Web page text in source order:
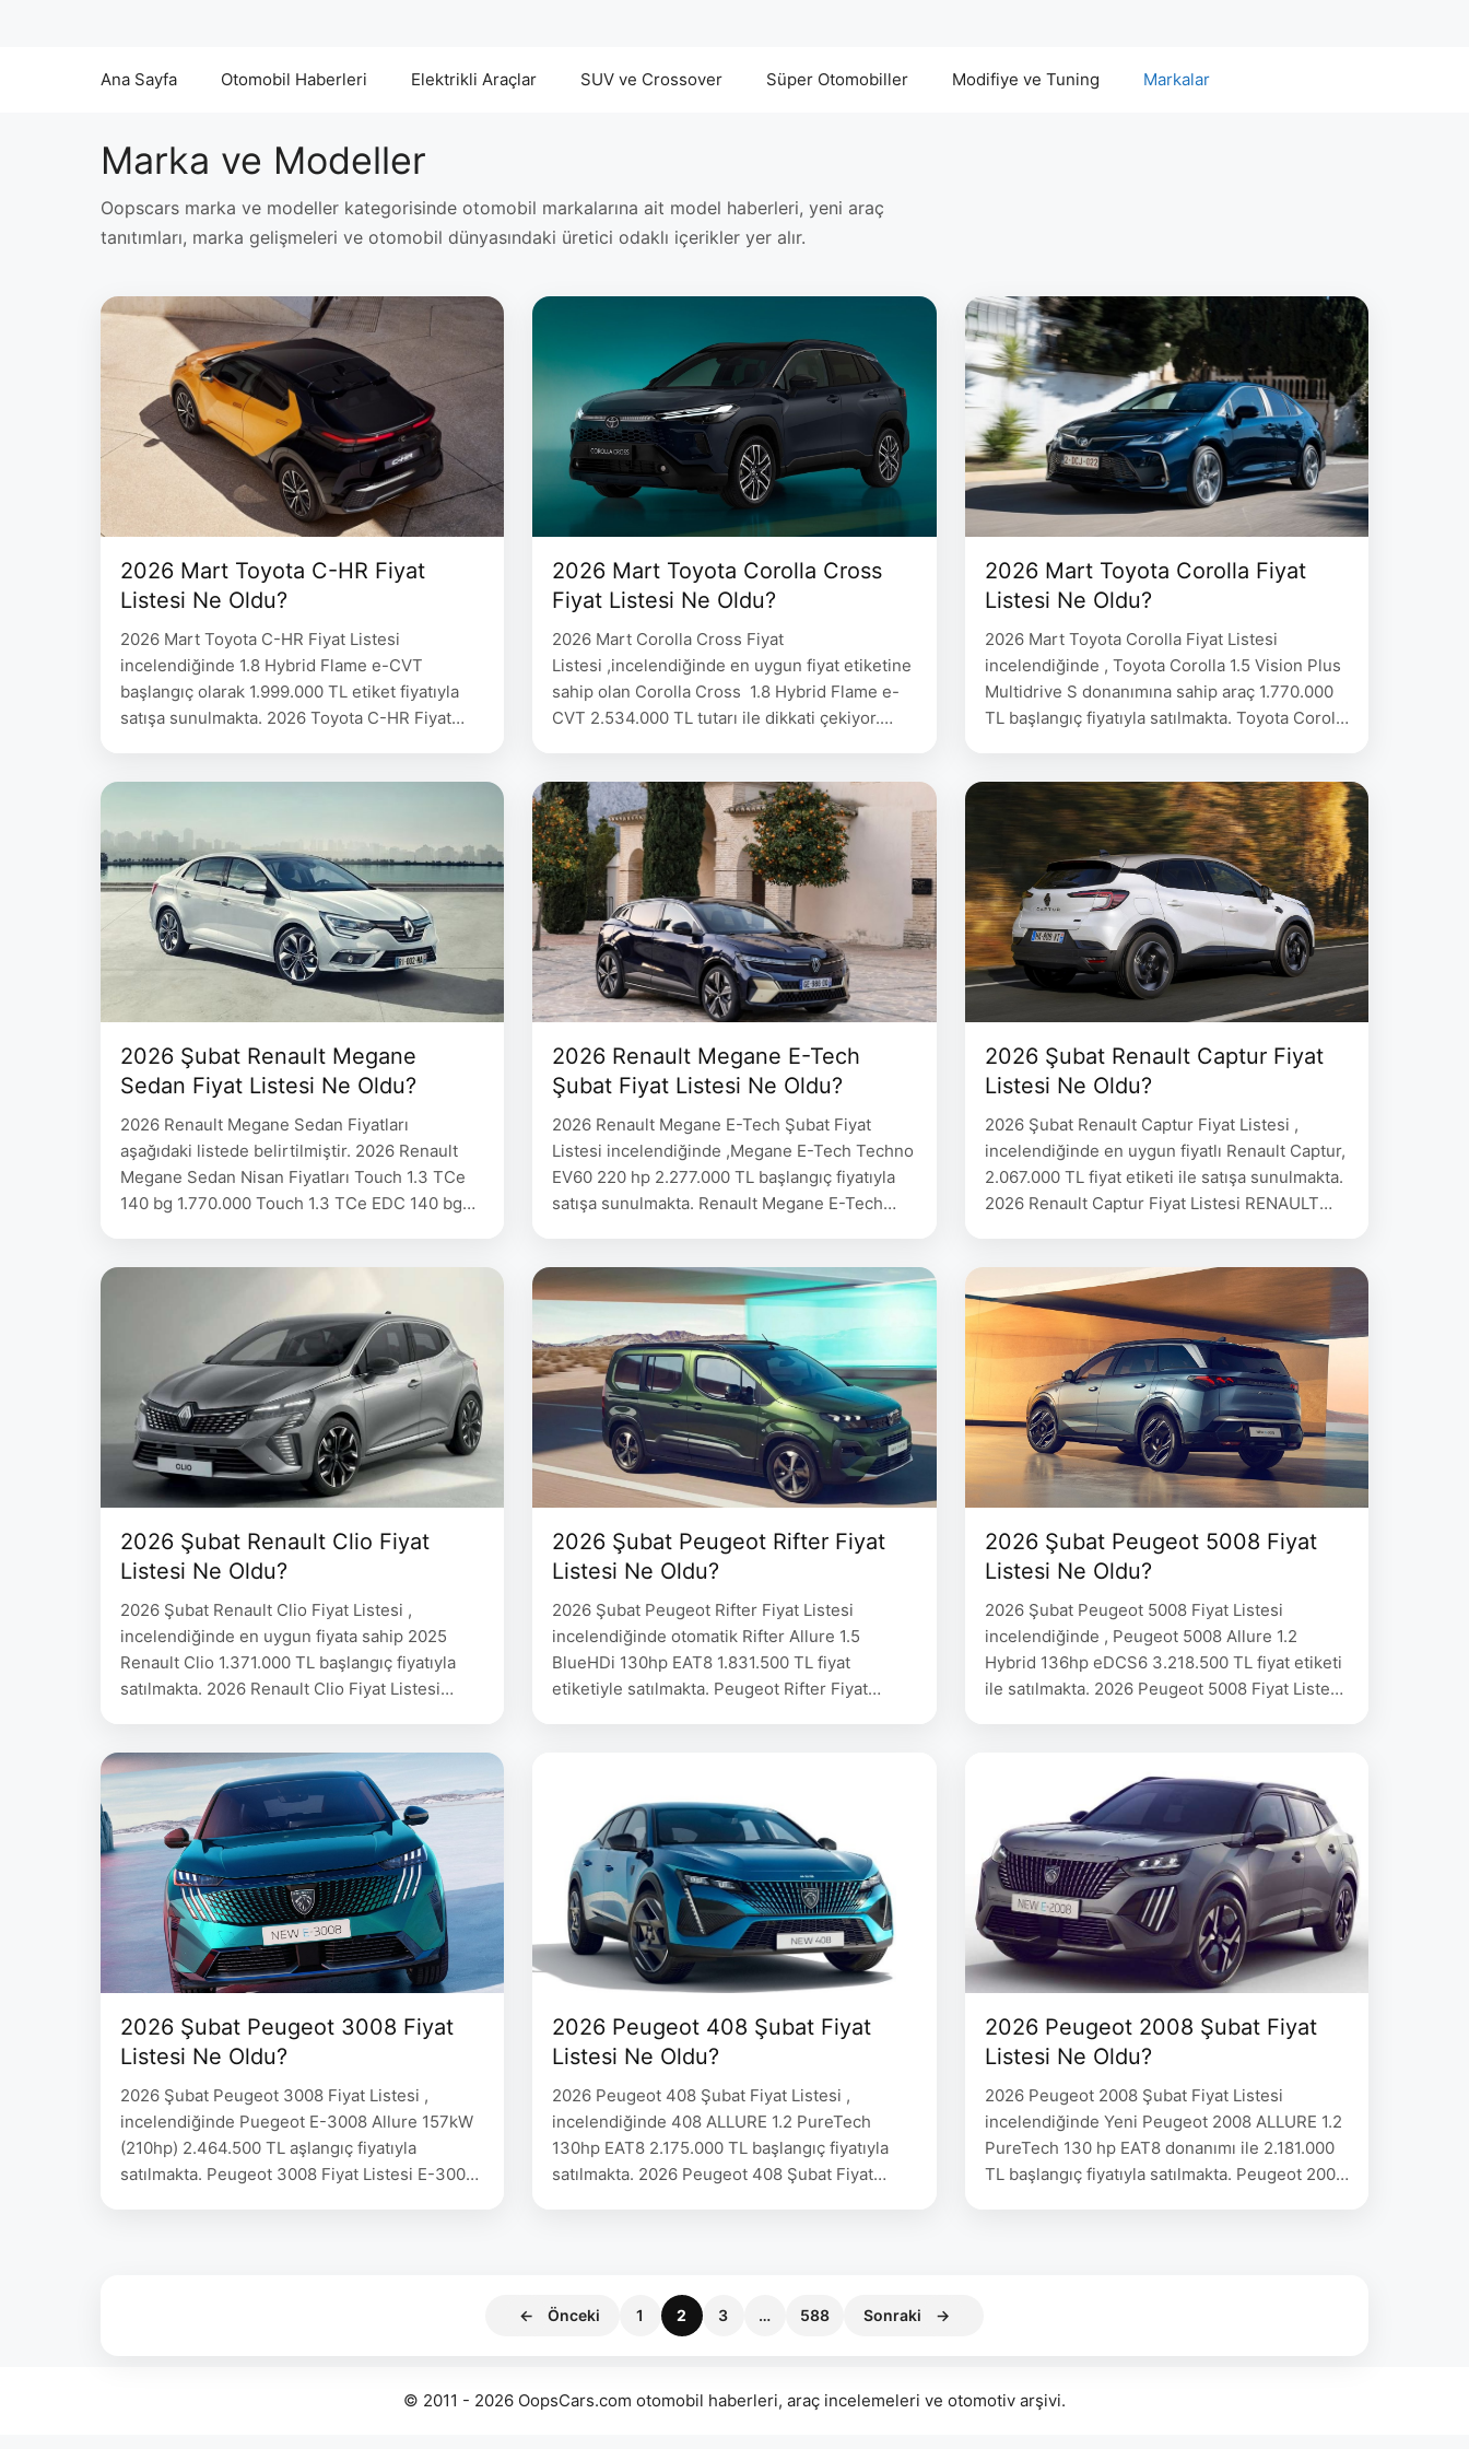
Ana Sayfa Otomobil Haberleri Elektrikli Araçlar SUV ve Crossover Süper Otomobiller Modifiye ve Tuning Markalar
Marka ve Modeller
Oopscars marka ve modeller kategorisinde otomobil markalarına ait model haberleri, yeni araç
tanıtımları, marka gelişmeleri ve otomobil dünyasındaki üretici odaklı içerikler yer alır.
2026 Mart Toyota C-HR Fiyat
Listesi Ne Oldu?
2026 Mart Toyota C-HR Fiyat Listesi
incelendiğinde 1.8 Hybrid Flame e-CVT
başlangıç olarak 1.999.000 TL etiket fiyatıyla
satışa sunulmakta. 2026 Toyota C-HR Fiyat
e-CVT 2.970.000
2026 Mart Toyota Corolla Cross
Fiyat Listesi Ne Oldu?
2026 Mart Corolla Cross Fiyat
Listesi ,incelendiğinde en uygun fiyat etiketine
sahip olan Corolla Cross 1.8 Hybrid Flame e-
CVT 2.534.000 TL tutarı ile dikkati çekiyor.
1.8 Hybrid Passion X-Pack e-CVT 3.317.000
2026 Mart Toyota Corolla Fiyat
Listesi Ne Oldu?
2026 Mart Toyota Corolla Fiyat Listesi
incelendiğinde , Toyota Corolla 1.5 Vision Plus
Multidrive S donanımına sahip araç 1.770.000
TL başlangıç fiyatıyla satılmakta. Toyota Corolla
Dream X-Pack Multidrive S 2.112.000 1.5 Flame
X-Pack Multidrive S 2.315.000 1.5 Passion X-
Pack Multidrive S …
2026 Şubat Renault Megane
Sedan Fiyat Listesi Ne Oldu?
2026 Renault Megane Sedan Fiyatları
aşağıdaki listede belirtilmiştir. 2026 Renault
Megane Sedan Nisan Fiyatları Touch 1.3 TCe
140 bg 1.770.000 Touch 1.3 TCe EDC 140 bg
arasında oldukça rağbet gören 2025 Renault
Megan Sedan …
2026 Renault Megane E-Tech
Şubat Fiyat Listesi Ne Oldu?
2026 Renault Megane E-Tech Şubat Fiyat
Listesi incelendiğinde ,Megane E-Tech Techno
EV60 220 hp 2.277.000 TL başlangıç fiyatıyla
satışa sunulmakta. Renault Megane E-Tech
2026 Şubat Renault Captur Fiyat
Listesi Ne Oldu?
2026 Şubat Renault Captur Fiyat Listesi ,
incelendiğinde en uygun fiyatlı Renault Captur,
2.067.000 TL fiyat etiketi ile satışa sunulmakta.
2026 Renault Captur Fiyat Listesi RENAULT
esprit alpine mild hybrid EDC 160 hp – esprit
alpine full hybrid E-Tech 145 …
2026 Şubat Renault Clio Fiyat
Listesi Ne Oldu?
2026 Şubat Renault Clio Fiyat Listesi ,
incelendiğinde en uygun fiyata sahip 2025
Renault Clio 1.371.000 TL başlangıç fiyatıyla
satılmakta. 2026 Renault Clio Fiyat Listesi
2026 Şubat Peugeot Rifter Fiyat
Listesi Ne Oldu?
2026 Şubat Peugeot Rifter Fiyat Listesi
incelendiğinde otomatik Rifter Allure 1.5
BlueHDi 130hp EAT8 1.831.500 TL fiyat
etiketiyle satılmakta. Peugeot Rifter Fiyat
2026 Şubat Peugeot 5008 Fiyat
Listesi Ne Oldu?
2026 Şubat Peugeot 5008 Fiyat Listesi
incelendiğinde , Peugeot 5008 Allure 1.2
Hybrid 136hp eDCS6 3.218.500 TL fiyat etiketi
ile satılmakta. 2026 Peugeot 5008 Fiyat Listesi
(210hp) 3.502.000 E-5008 GT 157kW (210hp)
3.644.000
2026 Şubat Peugeot 3008 Fiyat
Listesi Ne Oldu?
2026 Şubat Peugeot 3008 Fiyat Listesi ,
incelendiğinde Puegeot E-3008 Allure 157kW
(210hp) 2.464.500 TL aşlangıç fiyatıyla
satılmakta. Peugeot 3008 Fiyat Listesi E-3008
2026 Peugeot 408 Şubat Fiyat
Listesi Ne Oldu?
2026 Peugeot 408 Şubat Fiyat Listesi ,
incelendiğinde 408 ALLURE 1.2 PureTech
130hp EAT8 2.175.000 TL başlangıç fiyatıyla
satılmakta. 2026 Peugeot 408 Şubat Fiyat
2.670.000 408 ALLURE 1.2 Hybrid …
2026 Peugeot 2008 Şubat Fiyat
Listesi Ne Oldu?
2026 Peugeot 2008 Şubat Fiyat Listesi
incelendiğinde Yeni Peugeot 2008 ALLURE 1.2
PureTech 130 hp EAT8 donanımı ile 2.181.000
TL başlangıç fiyatıyla satılmakta. Peugeot 2008
← Önceki Sayfa
1 Sayfa
2 Sayfa
3 … Sayfa
588 Sonraki →
© 2011 - 2026 OopsCars.com otomobil haberleri, araç incelemeleri ve otomotiv arşivi.